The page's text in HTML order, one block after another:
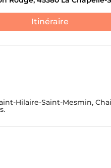
Itinéraire
Hilaire-Saint-Mesmin,
ET DE DÉCHETS